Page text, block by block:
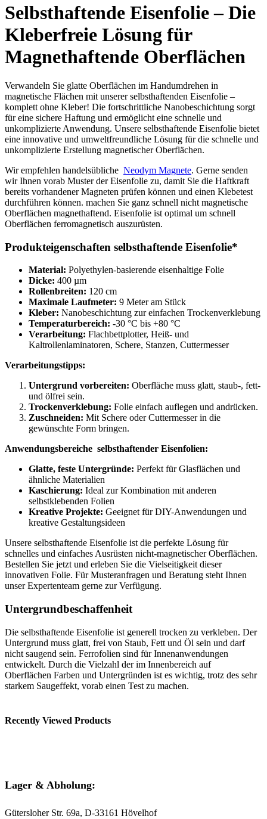
Selbsthaftende Eisenfolie – Die
Kleberfreie Lösung für
Magnethaftende Oberflächen
Verwandeln Sie glatte Oberflächen im Handumdrehen in
magnetische Flächen mit unserer selbsthaftenden Eisenfolie –
komplett ohne Kleber! Die fortschrittliche Nanobeschichtung sorgt
für eine sichere Haftung und ermöglicht eine schnelle und
unkomplizierte Anwendung. Unsere selbsthaftende Eisenfolie bietet
eine innovative und umweltfreundliche Lösung für die schnelle und
unkomplizierte Erstellung magnetischer Oberflächen.
Wir empfehlen handelsübliche Neodym Magnete. Gerne senden
wir Ihnen vorab Muster der Eisenfolie zu, damit Sie die Haftkraft
bereits vorhandener Magneten prüfen können und einen Klebetest
durchführen können. machen Sie ganz schnell nicht magnetische
Oberflächen magnethaftend. Eisenfolie ist optimal um schnell
Oberflächen ferromagnetisch auszurüsten.
Produkteigenschaften selbsthaftende Eisenfolie*
Material: Polyethylen-basierende eisenhaltige Folie
Dicke: 400 µm
Rollenbreiten: 120 cm
Maximale Laufmeter: 9 Meter am Stück
Kleber: Nanobeschichtung zur einfachen Trockenverklebung
Temperaturbereich: -30 °C bis +80 °C
Verarbeitung: Flachbettplotter, Heiß- und
Kaltrollenlaminatoren, Schere, Stanzen, Cuttermesser
Verarbeitungstipps:
Untergrund vorbereiten: Oberfläche muss glatt, staub-, fett-
und ölfrei sein.
Trockenverklebung: Folie einfach auflegen und andrücken.
Zuschneiden: Mit Schere oder Cuttermesser in die
gewünschte Form bringen.
Anwendungsbereiche selbsthaftender Eisenfolien:
Glatte, feste Untergründe: Perfekt für Glasflächen und
ähnliche Materialien
Kaschierung: Ideal zur Kombination mit anderen
selbstklebenden Folien
Kreative Projekte: Geeignet für DIY-Anwendungen und
kreative Gestaltungsideen
Unsere selbsthaftende Eisenfolie ist die perfekte Lösung für
schnelles und einfaches Ausrüsten nicht-magnetischer Oberflächen.
Bestellen Sie jetzt und erleben Sie die Vielseitigkeit dieser
innovativen Folie. Für Musteranfragen und Beratung steht Ihnen
unser Expertenteam gerne zur Verfügung.
Untergrundbeschaffenheit
Die selbsthaftende Eisenfolie ist generell trocken zu verkleben. Der
Untergrund muss glatt, frei von Staub, Fett und Öl sein und darf
nicht saugend sein. Ferrofolien sind für Innenanwendungen
entwickelt. Durch die Vielzahl der im Innenbereich auf
Oberflächen Farben und Untergründen ist es wichtig, trotz des sehr
starkem Saugeffekt, vorab einen Test zu machen.
Recently Viewed Products
Lager & Abholung:
Gütersloher Str. 69a, D-33161 Hövelhof